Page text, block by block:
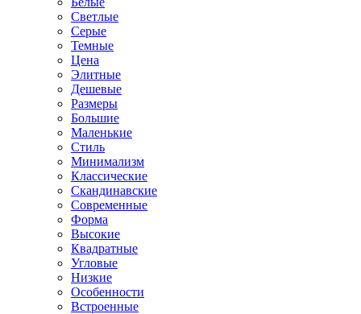
Светлые
Серые
Темные
Цена
Элитные
Дешевые
Размеры
Большие
Маленькие
Стиль
Минимализм
Классические
Скандинавские
Современные
Форма
Высокие
Квадратные
Угловые
Низкие
Особенности
Встроенные